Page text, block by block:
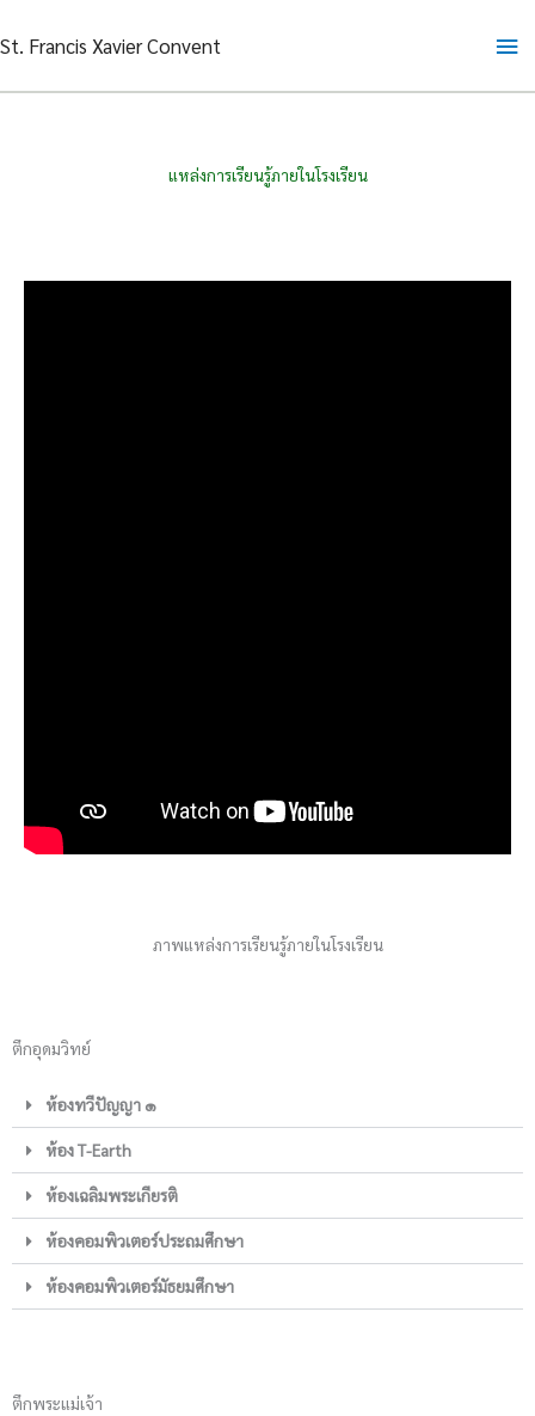
to
St. Francis Xavier Convent
แหล่งการเรียนรู้ภายในโรงเรียน
ภาพแหล่งการเรียนรู้ภายในโรงเรียน
ตึกอุดมวิทย์
ห้องทวีปัญญา ๑
ห้อง T-Earth
ห้องเฉลิมพระเกียรติ
ห้องคอมพิวเตอร์ประถมศึกษา
ห้องคอมพิวเตอร์มัธยมศึกษา
ตึกพระแม่เจ้า